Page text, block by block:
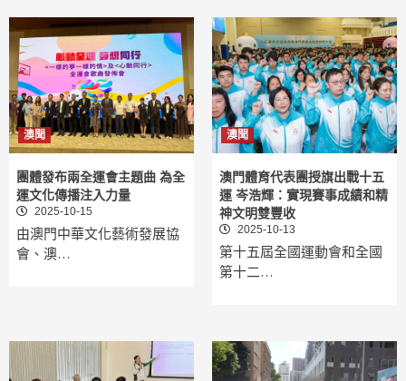
澳聞
團體發布兩全運會主題曲 為全
運文化傳播注入力量
2025-10-15
由澳門中華文化藝術發展協
會、澳…
澳聞
澳門體育代表團授旗出戰十五
運 岑浩輝：實現賽事成績和精
神文明雙豐收
2025-10-13
第十五屆全國運動會和全國
第十二…